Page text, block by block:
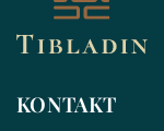
KONTAKT